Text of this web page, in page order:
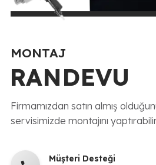
MONTAJ
RANDEVU
Firmamızdan satın almış
servisimizde montajını
Müşteri Desteği